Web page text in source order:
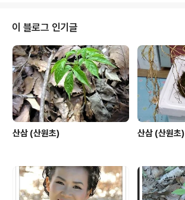
이 블로그 인기글
산삼 (산원초) 산삼 (산원초)